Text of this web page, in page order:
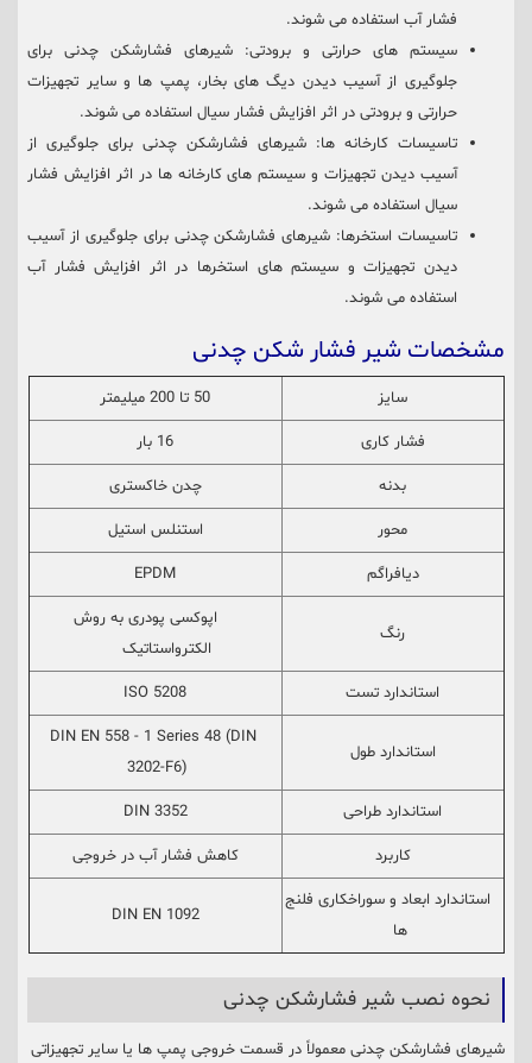
فشار آب استفاده می شوند.
سیستم های حرارتی و برودتی: شیرهای فشارشکن چدنی برای
جلوگیری از آسیب دیدن دیگ های بخار، پمپ ها و سایر تجهیزات
حرارتی و برودتی در اثر افزایش فشار سیال استفاده می شوند.
تاسیسات کارخانه ها: شیرهای فشارشکن چدنی برای جلوگیری از
آسیب دیدن تجهیزات و سیستم های کارخانه ها در اثر افزایش فشار
سیال استفاده می شوند.
تاسیسات استخرها: شیرهای فشارشکن چدنی برای جلوگیری از آسیب
دیدن تجهیزات و سیستم های استخرها در اثر افزایش فشار آب
استفاده می شوند.
مشخصات شیر فشار شکن چدنی
سایز 50 تا 200 میلیمتر
فشار کاری 16 بار
بدنه چدن خاکستری
محور استنلس استیل
دیافراگم EPDM
رنگ
اپوکسی پودری به روش
الکترواستاتیک
استاندارد تست ISO 5208
استاندارد طول
DIN EN 558 - 1 Series 48 (DIN
3202-F6)
استاندارد طراحی DIN 3352
کاربرد کاهش فشار آب در خروجی
استاندارد ابعاد و سوراخکاری فلنج
ها
DIN EN 1092
نحوه نصب شیر فشارشکن چدنی
شیرهای فشارشکن چدنی معمولاً در قسمت خروجی پمپ ها یا سایر تجهیزاتی